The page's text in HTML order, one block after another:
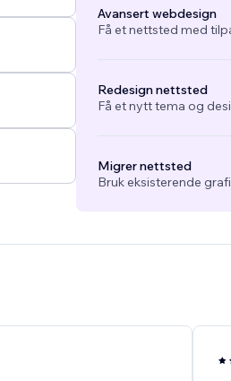
Avansert webdesign
Få et nettsted med
Redesign nettsted
Få et nytt tema og
Migrer nettsted
Bruk eksisterende